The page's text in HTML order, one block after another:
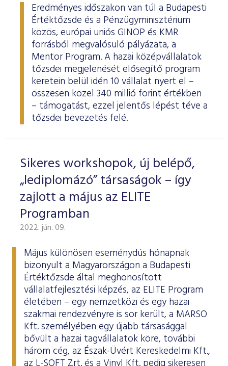
Eredményes időszakon van túl a Budapesti
Értéktőzsde és a Pénzügyminisztérium
közös, európai uniós GINOP és KMR
forrásból megvalósuló pályázata, a
Mentor Program. A hazai középvállalatok
tőzsdei megjelenését elősegítő program
keretein belül idén 10 vállalat nyert el –
összesen közel 340 millió forint értékben
– támogatást, ezzel jelentős lépést téve a
tőzsdei bevezetés felé.
Sikeres workshopok, új belépő,
„lediplomázó” társaságok – így
zajlott a május az ELITE
Programban
2022. jún. 09.
Május különösen eseménydús hónapnak
bizonyult a Magyarországon a Budapesti
Értéktőzsde által meghonosított
vállalatfejlesztési képzés, az ELITE Program
életében – egy nemzetközi és egy hazai
szakmai rendezvényre is sor került, a MARSO
Kft. személyében egy újabb társasággal
bővült a hazai tagvállalatok köre, további
három cég, az Észak-Üvért Kereskedelmi Kft.,